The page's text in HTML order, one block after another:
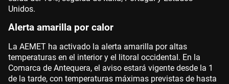
Unidos.
Alerta amarilla por calor
La AEMET ha activado la alerta amarilla por altas
temperaturas en el interior y el litoral occidental. En la
Comarca de Antequera, el aviso estará vigente desde la 1
de la tarde, con temperaturas máximas previstas de hasta